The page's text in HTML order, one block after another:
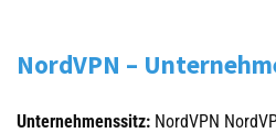
NordVPN –
Unternehmenssitz: NordVPN